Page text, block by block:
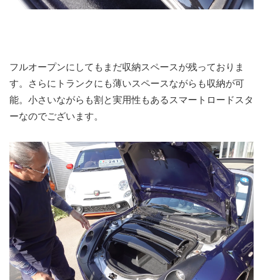
フルオープンにしてもまだ収納スペースが残っておりま
す。さらにトランクにも薄いスペースながらも収納が可
能。小さいながらも割と実用性もあるスマートロードスタ
ーなのでございます。